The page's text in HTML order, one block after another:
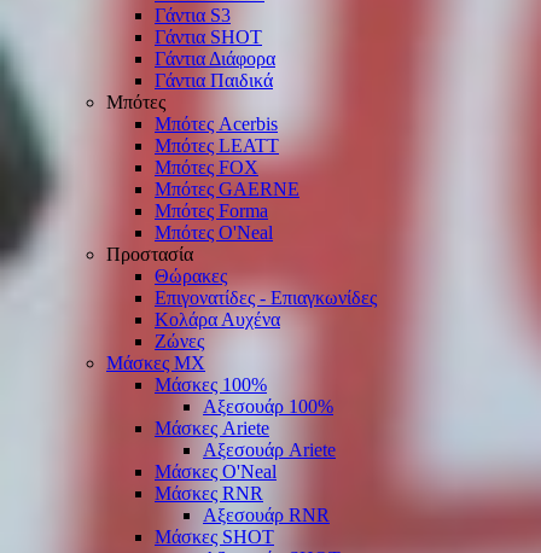
Γάντια S3
Γάντια SHOT
Γάντια Διάφορα
Γάντια Παιδικά
Μπότες
Μπότες Acerbis
Μπότες LEATT
Μπότες FOX
Μπότες GAERNE
Μπότες Forma
Μπότες O'Neal
Προστασία
Θώρακες
Επιγονατίδες - Επιαγκωνίδες
Κολάρα Αυχένα
Ζώνες
Μάσκες ΜΧ
Μάσκες 100%
Αξεσουάρ 100%
Μάσκες Ariete
Αξεσουάρ Ariete
Μάσκες O'Neal
Μάσκες RNR
Αξεσουάρ RNR
Μάσκες SHOT